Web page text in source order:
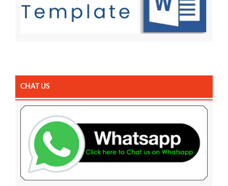
CHAT US